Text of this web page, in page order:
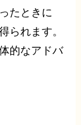
たときに
られます。
的なアドバ